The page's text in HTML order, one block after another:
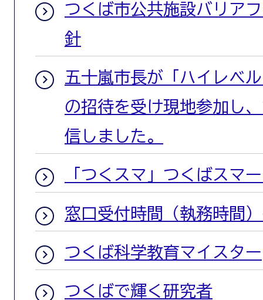
つくば市公共施設バリア
針
五十嵐市長が「ハイレベ
の招待を受け現地参加し
信しました。
「つくスマ」つくばスマ
窓口受付時間（執務時間
つくば科学教育マイスター
つくばで輝く研究者